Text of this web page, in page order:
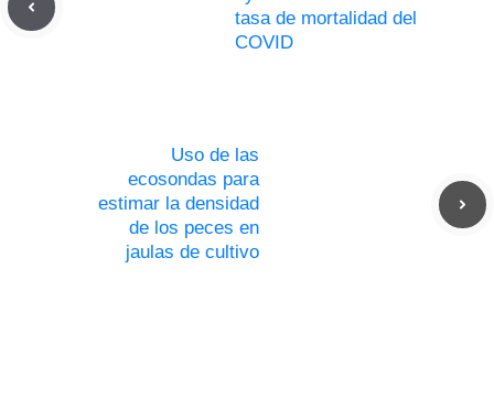
tasa de mortalidad del
COVID
Uso de las
ecosondas para
estimar la densidad
de los peces en
jaulas de cultivo